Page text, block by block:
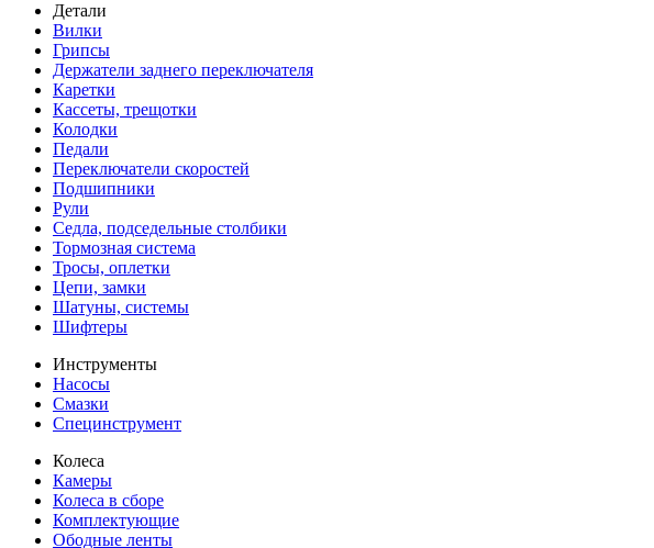
Детали
Вилки
Грипсы
Держатели заднего переключателя
Каретки
Кассеты, трещотки
Колодки
Педали
Переключатели скоростей
Подшипники
Рули
Седла, подседельные столбики
Тормозная система
Тросы, оплетки
Цепи, замки
Шатуны, системы
Шифтеры
Инструменты
Насосы
Смазки
Специнструмент
Колеса
Камеры
Колеса в сборе
Комплектующие
Ободные ленты